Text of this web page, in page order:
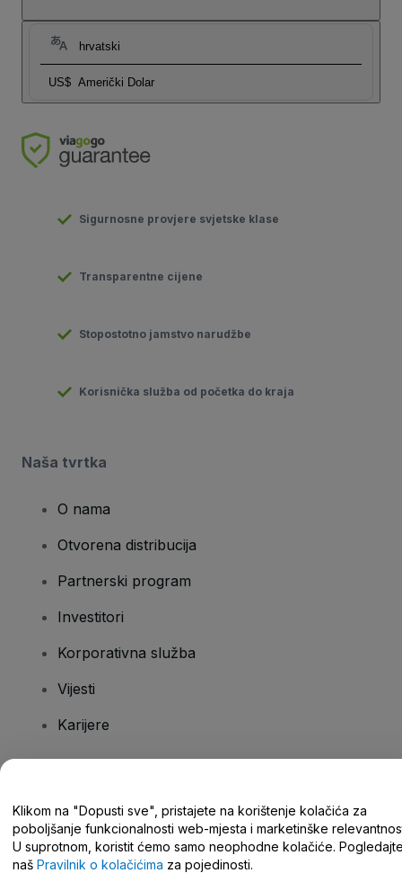
hrvatski
US$ Američki Dolar
Sigurnosne provjere svjetske klase
Transparentne cijene
Stopostotno jamstvo narudžbe
Korisnička služba od početka do kraja
Naša tvrtka
O nama
Otvorena distribucija
Partnerski program
Investitori
Korporativna služba
Vijesti
Karijere
Centar za pomoć/kontaktirajte nas
Klikom na "Dopusti sve", pristajete na korištenje kolačića za
poboljšanje funkcionalnosti web-mjesta i marketinške
U suprotnom, koristit ćemo samo neophodne kolačiće.
naš Pravilnik o kolačićima za pojedinosti.